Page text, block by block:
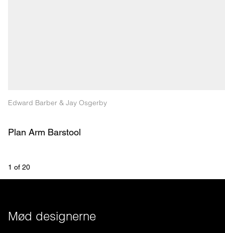
Edward Barber & Jay Osgerby
Plan Arm Barstool
1 of 20
Mød designerne